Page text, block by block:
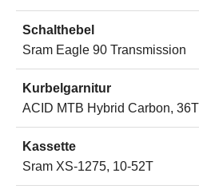
Schalthebel
Sram Eagle 90 Transmission
Kurbelgarnitur
ACID MTB Hybrid Carbon, 36T
Kassette
Sram XS-1275, 10-52T